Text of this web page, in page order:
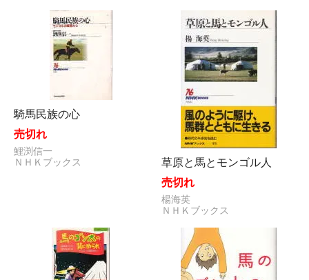
騎馬民族の心
売切れ
鯉渕信一
ＮＨＫブックス
草原と馬とモンゴル人
売切れ
楊海英
ＮＨＫブックス